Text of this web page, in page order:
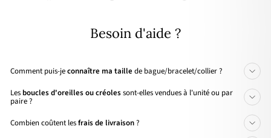
Besoin d'aide ?
Comment puis-jeconnaître ma taille de bague/bracelet/collier ?
Les boucles d'oreilles ou créolessont-elles vendues à l'unité ou par
paire ?
Combien coûtent lesfrais de livraison?